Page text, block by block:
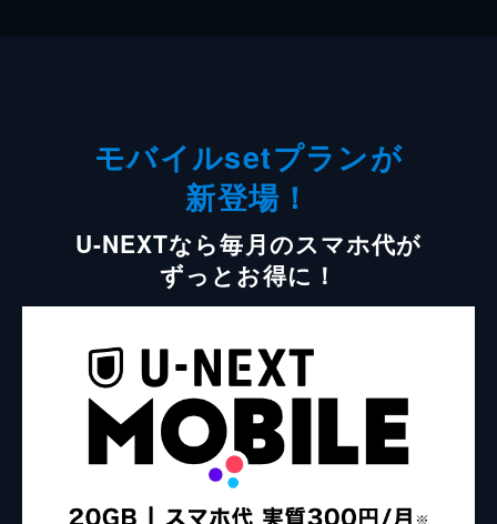
モバイルsetプランが
新登場！
U-NEXTなら毎月のスマホ代が
ずっとお得に！